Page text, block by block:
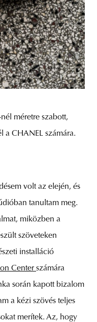
méretre szabott,
a CHANEL számára.
volt az elején, és
tanultam meg.
miközben a
szöveteken
installáció
Center számára
során kapott bizalom
a kézi szövés teljes
merítek. Az, hogy